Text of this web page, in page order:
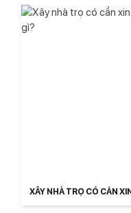
XÂY NHÀ TRỌ CÓ CẦN